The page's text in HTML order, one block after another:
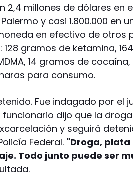
2,4 millones de dólares en
y casi 1.800.000 en
en efectivo de otros
gramos de ketamina,
14 gramos de cocaína,
para consumo.
Fue indagado por el
funcionario dijo que la
y seguirá
Federal. "Droga, plata
Todo junto puede ser